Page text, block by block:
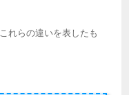
れらの違いを表したも